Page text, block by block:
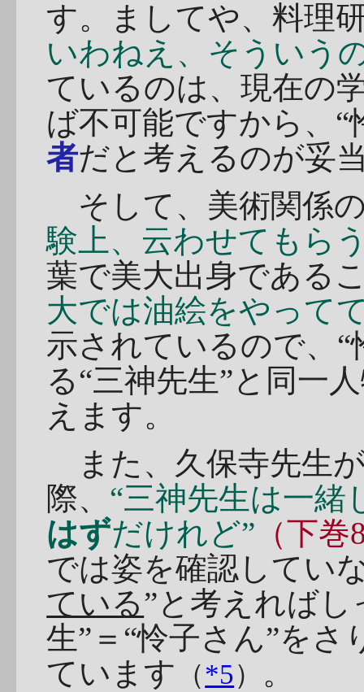
す。ましてや、料理
いわねえ、そういう
ているのは、現在の
ば不可能ですから、“
者だと考えるのが妥
そして、美術関係
験上、云わせてもら
葉で美大出身である
大では油絵をやって
示されているので、“
る“三神先生”と同一
えます。
また、久保寺先生
際、 “三神先生は一緒
はずだけれど” （下
では姿を確認してい
ている”と考えれば
生”＝“怜子さん”を
ています （*5） 。